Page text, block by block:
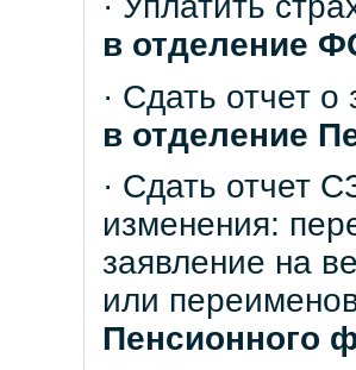
в отделение
· Сдать отчет
в отделение
· Сдать отчет
изменения:
заявление на
или
Пенсионного